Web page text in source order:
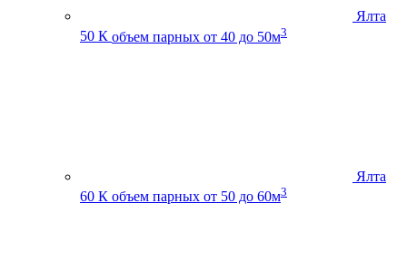
Ялта
50 К объем парных от 40 до 50м3
Ялта
60 К объем парных от 50 до 60м3